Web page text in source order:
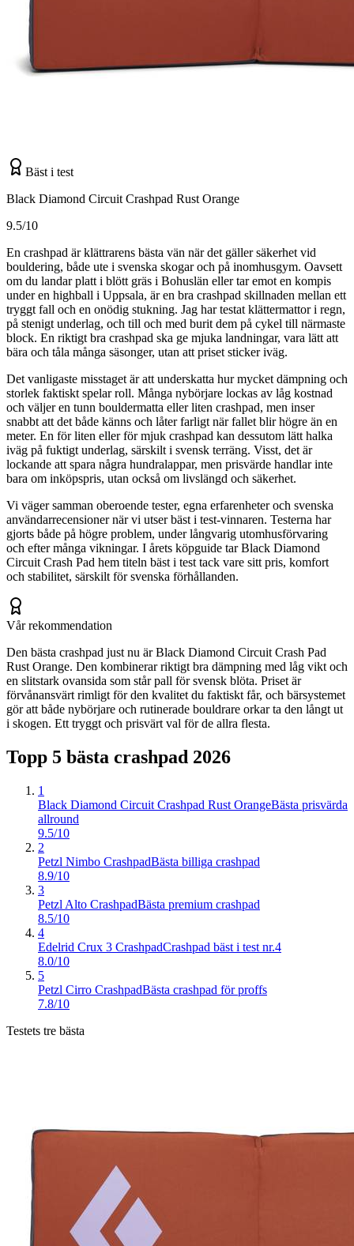
Bäst i test
Black Diamond Circuit Crashpad Rust Orange
9.5/10
En crashpad är klättrarens bästa vän när det gäller säkerhet vid
bouldering, både ute i svenska skogar och på inomhusgym. Oavsett
om du landar platt i blött gräs i Bohuslän eller tar emot en kompis
under en highball i Uppsala, är en bra crashpad skillnaden mellan ett
tryggt fall och en onödig stukning. Jag har testat klättermattor i regn,
på stenigt underlag, och till och med burit dem på cykel till närmaste
block. En riktigt bra crashpad ska ge mjuka landningar, vara lätt att
bära och tåla många säsonger, utan att priset sticker iväg.
Det vanligaste misstaget är att underskatta hur mycket dämpning och
storlek faktiskt spelar roll. Många nybörjare lockas av låg kostnad
och väljer en tunn bouldermatta eller liten crashpad, men inser
snabbt att det både känns och låter farligt när fallet blir högre än en
meter. En för liten eller för mjuk crashpad kan dessutom lätt halka
iväg på fuktigt underlag, särskilt i svensk terräng. Visst, det är
lockande att spara några hundralappar, men prisvärde handlar inte
bara om inköpspris, utan också om livslängd och säkerhet.
Vi väger samman oberoende tester, egna erfarenheter och svenska
användarrecensioner när vi utser bäst i test-vinnaren. Testerna har
gjorts både på högre problem, under långvarig utomhusförvaring
och efter många vikningar. I årets köpguide tar Black Diamond
Circuit Crash Pad hem titeln bäst i test tack vare sitt pris, komfort
och stabilitet, särskilt för svenska förhållanden.
Vår rekommendation
Den bästa crashpad just nu är Black Diamond Circuit Crash Pad
Rust Orange. Den kombinerar riktigt bra dämpning med låg vikt och
en slitstark ovansida som står pall för svensk blöta. Priset är
förvånansvärt rimligt för den kvalitet du faktiskt får, och bärsystemet
gör att både nybörjare och rutinerade bouldrare orkar ta den långt ut
i skogen. Ett tryggt och prisvärt val för de allra flesta.
Topp 5 bästa crashpad 2026
1
Black Diamond Circuit Crashpad Rust OrangeBästa prisvärda
allround
9.5/10
2
Petzl Nimbo CrashpadBästa billiga crashpad
8.9/10
3
Petzl Alto CrashpadBästa premium crashpad
8.5/10
4
Edelrid Crux 3 CrashpadCrashpad bäst i test nr.4
8.0/10
5
Petzl Cirro CrashpadBästa crashpad för proffs
7.8/10
Testets tre bästa